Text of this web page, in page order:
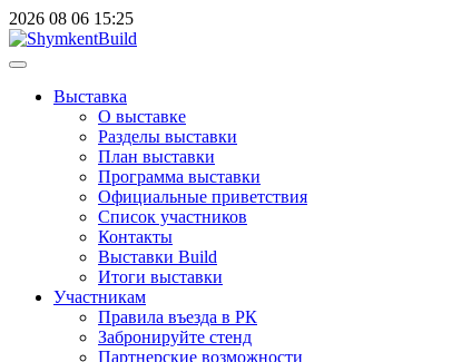
2026 08 06 15:25
Выставка
О выставке
Разделы выставки
План выставки
Программа выставки
Официальные приветствия
Cписок участников
Контакты
Выставки Build
Итоги выставки
Участникам
Правила въезда в РК
Забронируйте стенд
Партнерские возможности